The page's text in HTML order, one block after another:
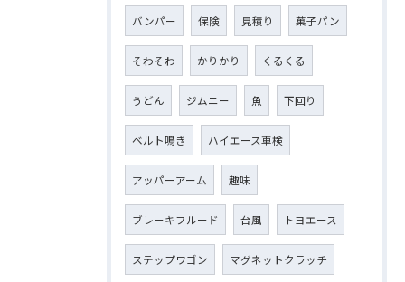
バンパー 保険 見積り 菓子パン
そわそわ かりかり くるくる
うどん ジムニー 魚 下回り
ベルト鳴き ハイエース車検
アッパーアーム 趣味
ブレーキフルード 台風 トヨエース
ステップワゴン マグネットクラッチ